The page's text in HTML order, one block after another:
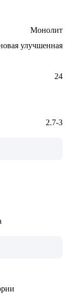
Монолит
улучшенная
24
2.7-3